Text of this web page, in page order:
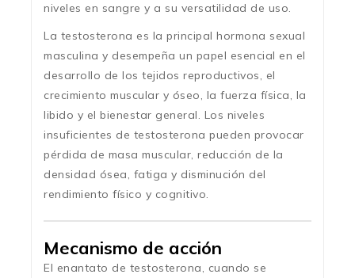
niveles en sangre y a su versatilidad de uso.
La testosterona es la principal hormona sexual
masculina y desempeña un papel esencial en el
desarrollo de los tejidos reproductivos, el
crecimiento muscular y óseo, la fuerza física, la
libido y el bienestar general. Los niveles
insuficientes de testosterona pueden provocar
pérdida de masa muscular, reducción de la
densidad ósea, fatiga y disminución del
rendimiento físico y cognitivo.
Mecanismo de acción
El enantato de testosterona, cuando se